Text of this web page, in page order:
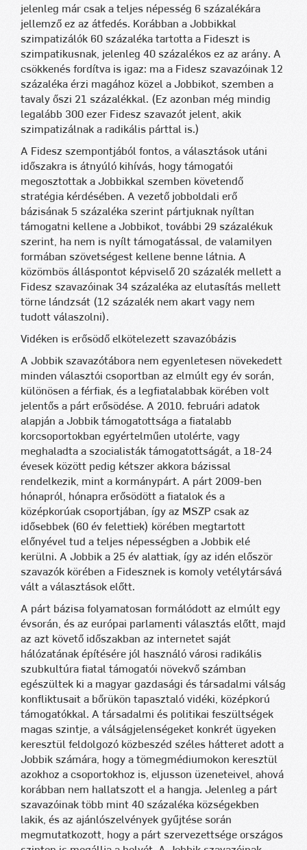
jelenleg már csak a teljes népesség 6 százalékára
jellemző ez az átfedés. Korábban a Jobbikkal
szimpatizálók 60 százaléka tartotta a Fideszt is
szimpatikusnak, jelenleg 40 százalékos ez az arány. A
csökkenés fordítva is igaz: ma a Fidesz szavazóinak 12
százaléka érzi magához közel a Jobbikot, szemben a
tavaly őszi 21 százalékkal. (Ez azonban még mindig
legalább 300 ezer Fidesz szavazót jelent, akik
szimpatizálnak a radikális párttal is.)
A Fidesz szempontjából fontos, a választások utáni
időszakra is átnyúló kihívás, hogy támogatói
megosztottak a Jobbikkal szemben követendő
stratégia kérdésében. A vezető jobboldali erő
bázisának 5 százaléka szerint pártjuknak nyíltan
támogatni kellene a Jobbikot, további 29 százalékuk
szerint, ha nem is nyílt támogatással, de valamilyen
formában szövetségest kellene benne látnia. A
közömbös álláspontot képviselő 20 százalék mellett a
Fidesz szavazóinak 34 százaléka az elutasítás mellett
törne lándzsát (12 százalék nem akart vagy nem
tudott válaszolni).
Vidéken is erősödő elkötelezett szavazóbázis
A Jobbik szavazótábora nem egyenletesen növekedett
minden választói csoportban az elmúlt egy év során,
különösen a férfiak, és a legfiatalabbak körében volt
jelentős a párt erősödése. A 2010. februári adatok
alapján a Jobbik támogatottsága a fiatalabb
korcsoportokban egyértelműen utolérte, vagy
meghaladta a szocialisták támogatottságát, a 18-24
évesek között pedig kétszer akkora bázissal
rendelkezik, mint a kormánypárt. A párt 2009-ben
hónapról, hónapra erősödött a fiatalok és a
középkorúak csoportjában, így az MSZP csak az
idősebbek (60 év felettiek) körében megtartott
előnyével tud a teljes népességben a Jobbik elé
kerülni. A Jobbik a 25 év alattiak, így az idén először
szavazók körében a Fidesznek is komoly vetélytársává
vált a választások előtt.
A párt bázisa folyamatosan formálódott az elmúlt egy
évsorán, és az európai parlamenti választás előtt, majd
az azt követő időszakban az internetet saját
hálózatának építésére jól használó városi radikális
szubkultúra fiatal támogatói növekvő számban
egészültek ki a magyar gazdasági és társadalmi válság
konfliktusait a bőrükön tapasztaló vidéki, középkorú
támogatókkal. A társadalmi és politikai feszültségek
magas szintje, a válságjelenségeket konkrét ügyeken
keresztül feldolgozó közbeszéd széles hátteret adott a
Jobbik számára, hogy a tömegmédiumokon keresztül
azokhoz a csoportokhoz is, eljusson üzeneteivel, ahová
korábban nem hallatszott el a hangja. Jelenleg a párt
szavazóinak több mint 40 százaléka községekben
lakik, és az ajánlószelvények gyűjtése során
megmutatkozott, hogy a párt szervezettsége országos